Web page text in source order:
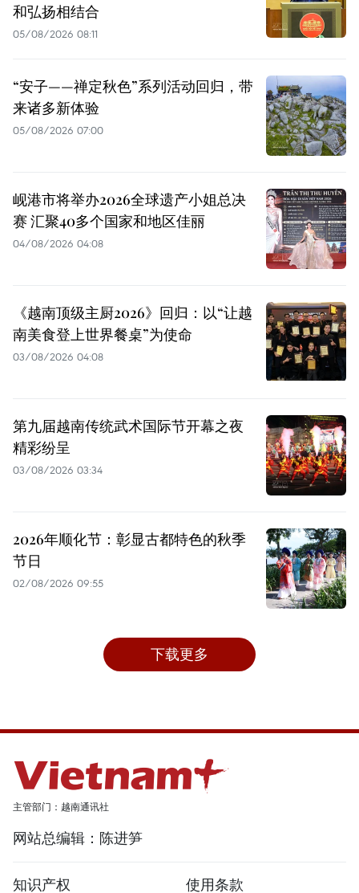
和弘扬相结合
05/08/2026 08:11
“安子——禅定秋色”系列活动回归，带
来诸多新体验
05/08/2026 07:00
岘港市将举办2026全球遗产小姐总决
赛 汇聚40多个国家和地区佳丽
04/08/2026 04:08
《越南顶级主厨2026》回归：以“让越
南美食登上世界餐桌”为使命
03/08/2026 04:08
第九届越南传统武术国际节开幕之夜
精彩纷呈
03/08/2026 03:34
2026年顺化节：彰显古都特色的秋季
节日
02/08/2026 09:55
下载更多
主管部门：越南通讯社
网站总编辑：陈进笋
知识产权 使用条款